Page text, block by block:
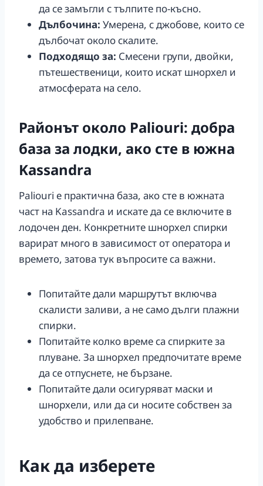
да се замъгли с тълпите по-късно.
Дълбочина: Умерена, с джобове, които се
дълбочат около скалите.
Подходящо за: Смесени групи, двойки,
пътешественици, които искат шнорхел и
атмосферата на село.
Районът около Paliouri: добра
база за лодки, ако сте в южна
Kassandra
Paliouri е практична база, ако сте в южната
част на Kassandra и искате да се включите в
лодочен ден. Конкретните шнорхел спирки
варират много в зависимост от оператора и
времето, затова тук въпросите са важни.
Попитайте дали маршрутът включва
скалисти заливи, а не само дълги плажни
спирки.
Попитайте колко време са спирките за
плуване. За шнорхел предпочитате време
да се отпуснете, не бързане.
Попитайте дали осигуряват маски и
шнорхели, или да си носите собствен за
удобство и прилепване.
Как да изберете